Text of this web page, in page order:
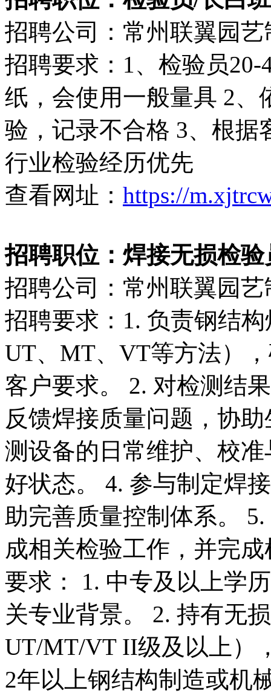
招聘公司：常州联翼园
招聘要求：1、检验员
纸，会使用一般量具 2、
验，记录不合格 3、根据
行业检验经历优先
查看网址： https://
招聘职位：焊接无损检验
招聘公司：常州联翼园
招聘要求：1. 负责钢结
UT、MT、VT等方法）
客户要求。 2. 对检测结
反馈焊接质量问题，协
测设备的日常维护、校
好状态。 4. 参与制定焊
助完善质量控制体系。
成相关检验工作，并完
要求： 1. 中专及以上学
关专业背景。 2. 持有无
UT/MT/VT II级及以上）
2年以上钢结构制造或机